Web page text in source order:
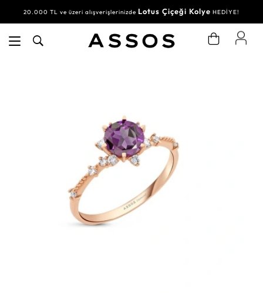
20.000 TL ve üzeri alışverişlerinizde Lotus Çiçeği Kolye HEDİYE!